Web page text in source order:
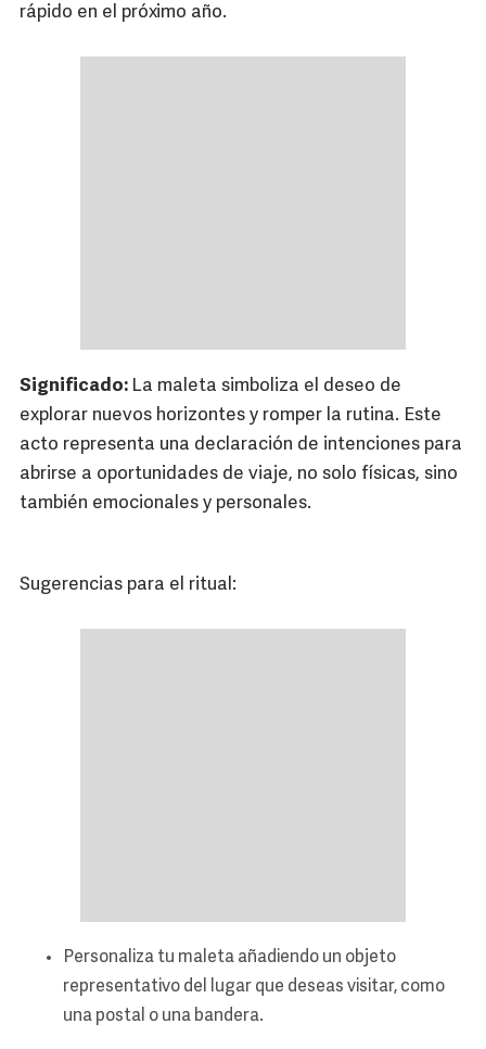
rápido en el próximo año.
Significado: La maleta simboliza el deseo de
explorar nuevos horizontes y romper la rutina. Este
acto representa una declaración de intenciones para
abrirse a oportunidades de viaje, no solo físicas, sino
también emocionales y personales.
Sugerencias para el ritual:
Personaliza tu maleta añadiendo un objeto
representativo del lugar que deseas visitar, como
una postal o una bandera.